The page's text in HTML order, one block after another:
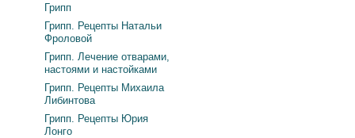
Грипп
Грипп. Рецепты Натальи
Фроловой
Грипп. Лечение отварами,
настоями и настойками
Грипп. Рецепты Михаила
Либинтова
Грипп. Рецепты Юрия
Лонго